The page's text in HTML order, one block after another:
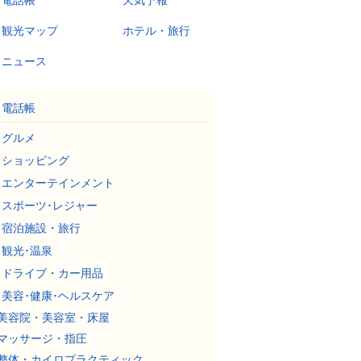
観光マップ ホテル・旅行
ニュース
電話帳
グルメ
ショッピング
エンターテインメント
スポーツ･レジャー
宿泊施設・旅行
観光･温泉
ドライブ・カー用品
美容･健康･ヘルスケア
容院・美容室・床屋
ッサージ・指圧